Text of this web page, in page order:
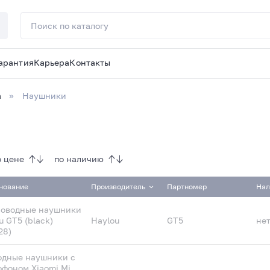
КарьераКонтакты
Наушники
цене по наличию
Производитель Партномер
наушники
GT5 (black)
Haylou GT5 нет
наушники с
Xiaomi Mi